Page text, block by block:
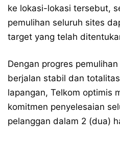
ke lokasi-lokasi tersebut,
pemulihan seluruh sites
target yang telah
Dengan progres
berjalan stabil dan
lapangan, Telkom optimis
komitmen penyelesaian
pelanggan dalam 2 (dua)